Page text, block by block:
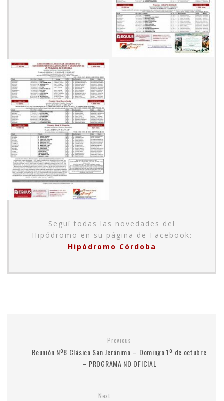
Seguí todas las novedades del
Hipódromo en su página de Facebook:
Hipódromo Córdoba
Previous
Reunión Nº8 Clásico San Jerónimo – Domingo 1º de octubre
– PROGRAMA NO OFICIAL
Next